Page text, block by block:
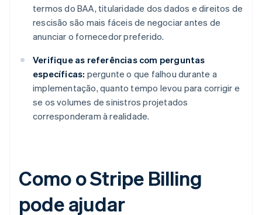
termos do BAA, titularidade dos dados e direitos de
rescisão são mais fáceis de negociar antes de
anunciar o fornecedor preferido.
Verifique as referências com perguntas
específicas: pergunte o que falhou durante a
implementação, quanto tempo levou para corrigir e
se os volumes de sinistros projetados
corresponderam à realidade.
Como o Stripe Billing
pode ajudar